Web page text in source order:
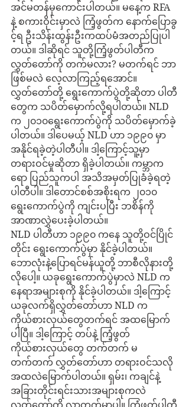
အင်မတန်မှကောင်းပါတယ်။ မနေ့က RFA
နဲ့ စကားဝိုင်းမှာလဲ ကြံ့ဖွတ်က နောက်ပြောခွ
င့်ရ ဦးသိန်းထွန်းဦးကထပ်မံအတည်ပြုပါ
တယ်။ ဒါဆိုရင် သူတို့ကြံ့ဖွတ်ပါတီက
လွှတ်တော်ကို တက်မလား? မတက်ရင် ဘာ
ဖြစ်မလဲ လေ့လာကြည့်ရအောင်။
လွှတ်တော်တို့ ရွေးကောက်ပွဲတို့ဆိုတာ ပါတီ
တွေက သပိတ်မှောက်လို့ရပါတယ်။ NLD
က ၂၀၁၀ရွေးကောက်ပွဲကို သပိတ်မှောက်ခဲ့
ပါတယ်။ ဒါပေမယ့် NLD ဟာ ၁၉၉၀ မှာ
အနိုင်ရခဲ့တဲ့ပါတီပါ။ ဒါ့ကြောင့်သူ့မှာ
တရားဝင်မှုဆိုတာ ရှိခဲ့ပါတယ်။ ကမ္ဘာက
ရော ပြည်သူကပါ အသိအမှတ်ပြုခံခဲ့ရတဲ့
ပါတီပါ။ ဒါတောင်စစ်အစိုးရက ၂၀၁၀
ရွေးကောက်ပွဲကို ကျင်းပပြီး ဘစိန်ကို
အာဏာလွှဲပေးခဲ့ပါတယ်။
NLD ပါတီဟာ ၁၉၉၀ ကနေ သူတို့ဝင်ပြိုင်
တိုင်း ရွေးကောက်ပွဲမှာ နိုင်ခဲ့ပါတယ်။
ဘောလုံးနဲ့ပြောရင်မန်ယူတို့ ဘာစီလိုနားတို့
လိုပေါ့။ ယခုရွေးကောက်ပွဲမှာလဲ NLD က
နေရာအများစုကို နိုင်ခဲ့ပါတယ်။ ဒါ့ကြောင့်
ယခုလက်ရှိလွှတ်တော်ဟာ NLD က
ကိုယ်စားလှယ်တွေတက်ရင် အထမြောက်
ပါပြီ။ ဒါ့ကြောင့် တပ်နဲ့ ကြံ့ဖွတ်
ကိုယ်စားလှယ်တွေ တက်တက် မ
တက်တက် လွှတ်တော်ဟာ တရားဝင်သလို
အထလဲမြောက်ပါတယ်။ ရှမ်း၊ ကချင်နဲ့
အခြားတိုင်းရင်းသားအများစုကလဲ